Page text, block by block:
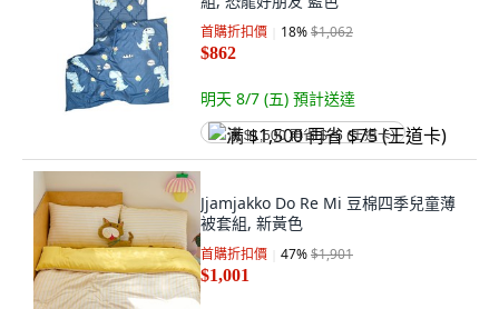
首購折扣價 18%$1,062
$862
明天 8/7 (五) 預計送達
满 $1,500 再省 $75 (王道卡)
Jjamjakko Do Re Mi 豆棉四季兒童薄
被套組, 新黃色
首購折扣價 47%$1,901
$1,001